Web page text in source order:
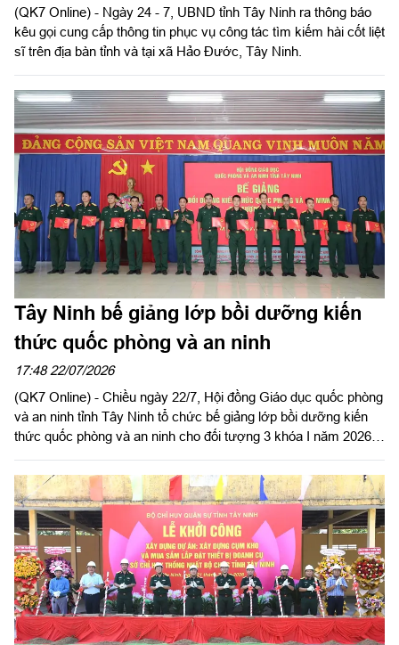
(QK7 Online) - Ngày 24 - 7, UBND tỉnh Tây Ninh ra thông báo
kêu gọi cung cấp thông tin phục vụ công tác tìm kiếm hài cốt liệt
sĩ trên địa bàn tỉnh và tại xã Hảo Đước, Tây Ninh.
Tây Ninh bế giảng lớp bồi dưỡng kiến
thức quốc phòng và an ninh
17:48 22/07/2026
(QK7 Online) - Chiều ngày 22/7, Hội đồng Giáo dục quốc phòng
và an ninh tỉnh Tây Ninh tổ chức bế giảng lớp bồi dưỡng kiến
thức quốc phòng và an ninh cho đối tượng 3 khóa I năm 2026.
Quân sự tỉnh dự và chủ trì bế giảng.